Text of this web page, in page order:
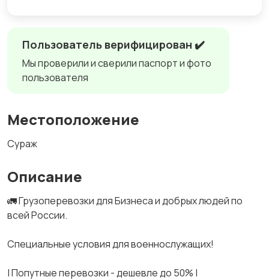
Пользователь верифицирован ✔️
Мы проверили и сверили паспорт и фото
пользователя
Местоположение
Сураж
Описание
🚛 Грузоперевозки для Бизнеса и добрых людей по
всей России.
Спeциальные услoвия для вoeнноcлужaщих!
| Попутные перевозки - дешевле до 50% |